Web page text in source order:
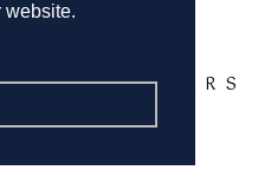
website.
I J K L M N O R S